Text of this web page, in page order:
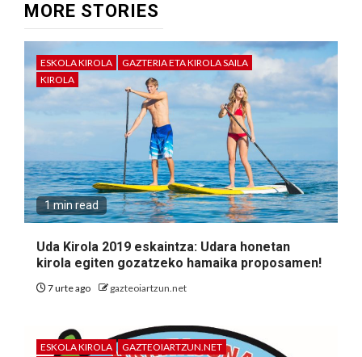
MORE STORIES
ESKOLA KIROLA
GAZTERIA ETA KIROLA SAILA
KIROLA
1 min read
Uda Kirola 2019 eskaintza: Udara honetan
kirola egiten gozatzeko hamaika proposamen!
7 urte ago gazteoiartzun.net
ESKOLA KIROLA
GAZTEOIARTZUN.NET